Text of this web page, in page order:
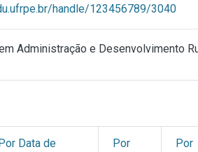
handle/123456789/3040
Administração e Desenvolvimento
Data de
Por
Por